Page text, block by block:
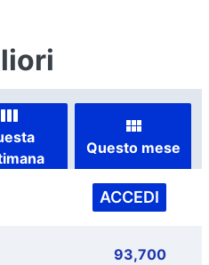
Questo mese
ACCEDI
93,700